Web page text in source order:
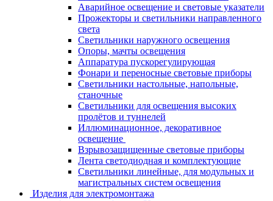
Аварийное освещение и световые указатели
Прожекторы и светильники направленного
света
Светильники наружного освещения
Опоры, мачты освещения
Аппаратура пускорегулирующая
Фонари и переносные световые приборы
Светильники настольные, напольные,
станочные
Светильники для освещения высоких
пролётов и туннелей
Иллюминационное, декоративное
освещение
Взрывозащищенные световые приборы
Лента светодиодная и комплектующие
Светильники линейные, для модульных и
магистральных систем освещения
Изделия для электромонтажа